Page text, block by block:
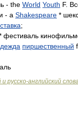
- the World Youth F.
- a Shakespeare *
;
фестиваль
пиршественный
русско-английский